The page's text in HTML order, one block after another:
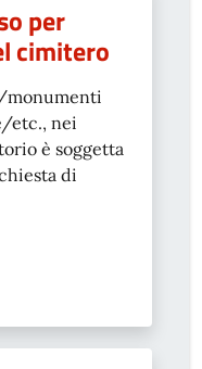
per
cimitero
monumenti
etc., nei
è soggetta
di